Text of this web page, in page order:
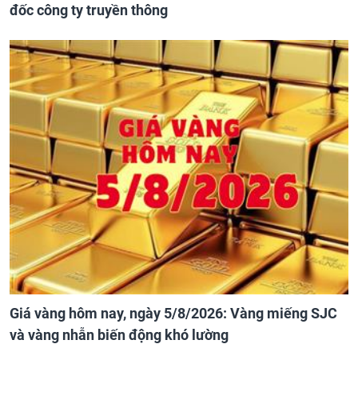
đốc công ty truyền thông
Giá vàng hôm nay, ngày 5/8/2026: Vàng miếng SJC
và vàng nhẫn biến động khó lường